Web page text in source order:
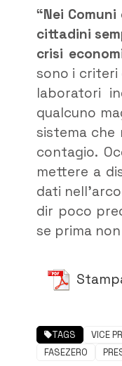
“Nei
cittadini
crisi
sono i criteri
laboratori
qualcuno
sistema che
contagio.
mettere a
dati
dir poco
se prima
TAGS VICE
FASEZERO